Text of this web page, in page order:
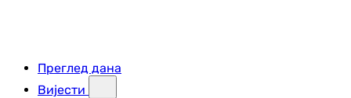
Преглед дана
Вијести